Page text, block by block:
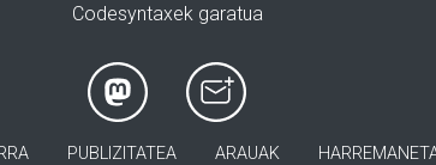
Codesyntaxek garatua
PUBLIZITATEA ARAUAK